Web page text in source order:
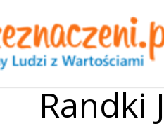
Randki